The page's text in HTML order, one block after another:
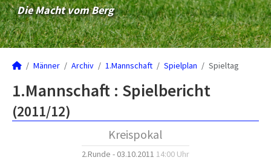
Die Macht vom Berg
Männer Archiv 1.Mannschaft Spielplan Spieltag
1.Mannschaft : Spielbericht
(2011/12)
Kreispokal
2.Runde - 03.10.2011 14:00 Uhr